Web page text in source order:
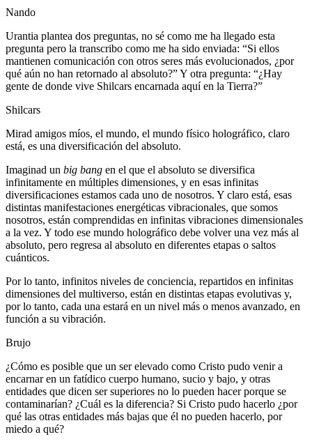
Nando
Urantia plantea dos preguntas, no sé como me ha llegado esta
pregunta pero la transcribo como me ha sido enviada: “Si ellos
mantienen comunicación con otros seres más evolucionados, ¿por
qué aún no han retornado al absoluto?” Y otra pregunta: “¿Hay
gente de donde vive Shilcars encarnada aquí en la Tierra?”
Shilcars
Mirad amigos míos, el mundo, el mundo físico holográfico, claro
está, es una diversificación del absoluto.
Imaginad un big bang en el que el absoluto se diversifica
infinitamente en múltiples dimensiones, y en esas infinitas
diversificaciones estamos cada uno de nosotros. Y claro está, esas
distintas manifestaciones energéticas vibracionales, que somos
nosotros, están comprendidas en infinitas vibraciones dimensionales
a la vez. Y todo ese mundo holográfico debe volver una vez más al
absoluto, pero regresa al absoluto en diferentes etapas o saltos
cuánticos.
Por lo tanto, infinitos niveles de conciencia, repartidos en infinitas
dimensiones del multiverso, están en distintas etapas evolutivas y,
por lo tanto, cada una estará en un nivel más o menos avanzado, en
función a su vibración.
Brujo
¿Cómo es posible que un ser elevado como Cristo pudo venir a
encarnar en un fatídico cuerpo humano, sucio y bajo, y otras
entidades que dicen ser superiores no lo pueden hacer porque se
contaminarían? ¿Cuál es la diferencia? Si Cristo pudo hacerlo ¿por
qué las otras entidades más bajas que él no pueden hacerlo, por
miedo a qué?